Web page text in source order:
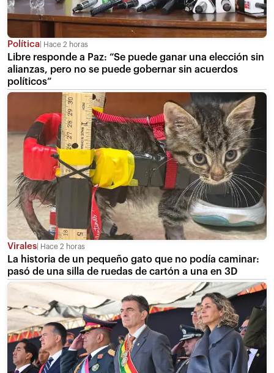
Política Hace 2 horas
Libre responde a Paz: “Se puede ganar una elección sin
alianzas, pero no se puede gobernar sin acuerdos
políticos”
Virales Hace 2 horas
La historia de un pequeño gato que no podía caminar:
pasó de una silla de ruedas de cartón a una en 3D